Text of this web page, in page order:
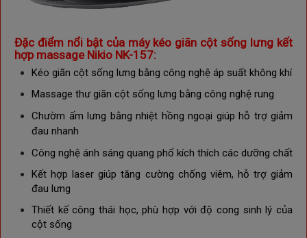
Đặc điểm nổi bật của máy kéo giãn cột sống lưng kết
hợp massage Nikio NK-157:
Kéo giãn cột sống lưng bằng công nghệ áp suất không khí
Massage thư giãn cột sống lưng bằng công nghệ rung
Chườm ấm lưng bằng nhiệt hồng ngoại giúp hỗ trợ giảm
đau nhanh
Công nghệ ánh sáng quang phổ kích thích các dưỡng chất
Kết hợp laser giúp tăng cường chống viêm, hỗ trợ giảm
đau lưng
Thiết kế công thái học, phù hợp với độ cong sinh lý của
cột sống